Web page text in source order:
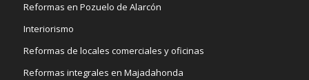
Reformas en Pozuelo de Alarcón
Interiorismo
Reformas de locales comerciales y oficinas
Reformas integrales en Majadahonda